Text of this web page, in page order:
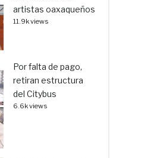
artistas oaxaqueños
11.9k views
Por falta de pago,
retiran estructura
del Citybus
6.6k views